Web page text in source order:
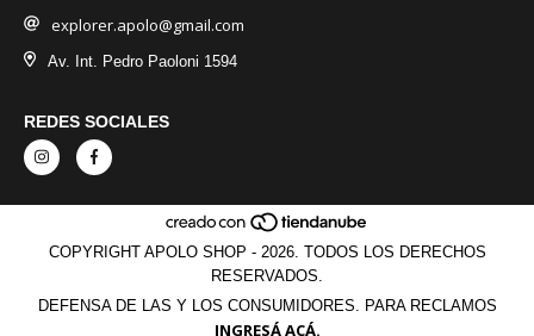
explorer.apolo@gmail.com
Av. Int. Pedro Paoloni 1594
REDES SOCIALES
COPYRIGHT APOLO SHOP - 2026. TODOS LOS DERECHOS
RESERVADOS.
DEFENSA DE LAS Y LOS CONSUMIDORES. PARA RECLAMOS
INGRESÁ ACÁ.